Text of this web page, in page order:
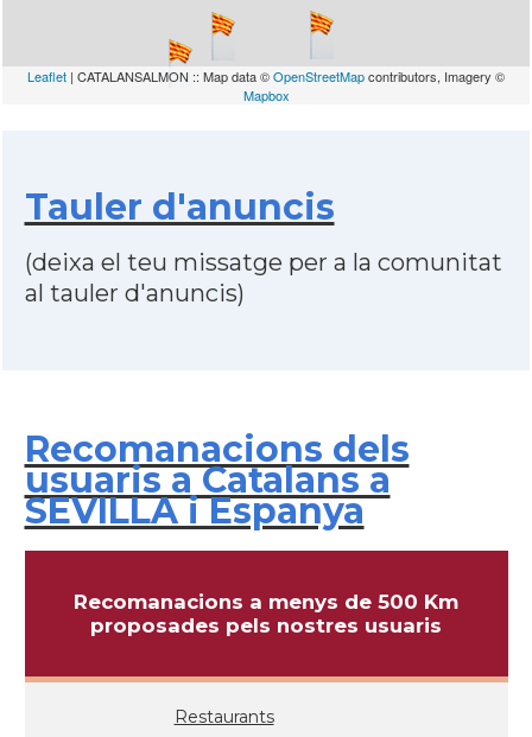
Leaflet | CATALANSALMON :: Map data ©OpenStreetMapcontributors, Imagery ©
Mapbox
Tauler d'anuncis
(deixa el teu missatge per a la comunitat
al tauler d'anuncis)
Recomanacions dels
usuaris a Catalans a
SEVILLA i Espanya
Recomanacions a menys de 500 Km
proposades pels nostres usuaris
Restaurants